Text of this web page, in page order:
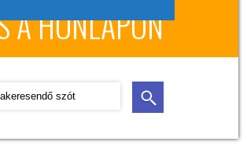
A HONLAPON